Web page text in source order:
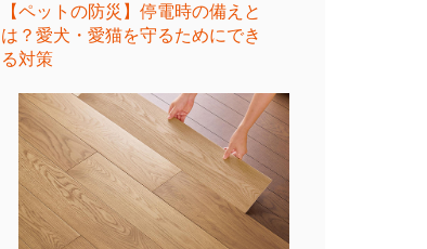
【ペットの防災】停電時の備えと
は？愛犬・愛猫を守るためにでき
る対策